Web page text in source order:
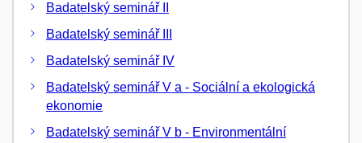
Badatelský seminář II
Badatelský seminář III
Badatelský seminář IV
Badatelský seminář V a - Sociální a ekologická
ekonomie
Badatelský seminář V b - Environmentální